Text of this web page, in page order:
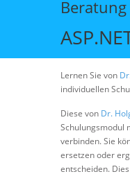
Beratung
Lernen Sie von
individuellen
Diese von Dr.
Schulungsmodul
verbinden. Sie
ersetzen oder
entscheiden.